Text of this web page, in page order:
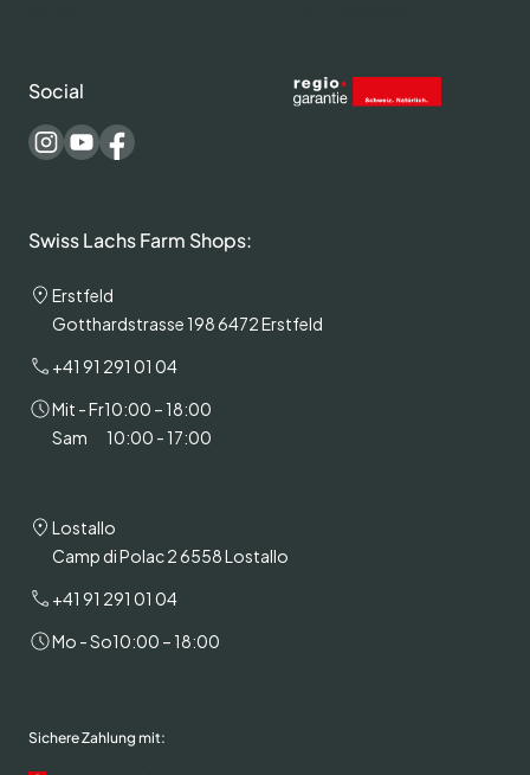
Social
Swiss Lachs Farm Shops:
Erstfeld
Gotthardstrasse 198 6472 Erstfeld
+41 91 291 01 04
Mit - Fr10:00 – 18:00
Sam
10:00 - 17:00
Lostallo
Camp di Polac 2 6558 Lostallo
+41 91 291 01 04
Mo - So10:00 – 18:00
Sichere Zahlung mit: